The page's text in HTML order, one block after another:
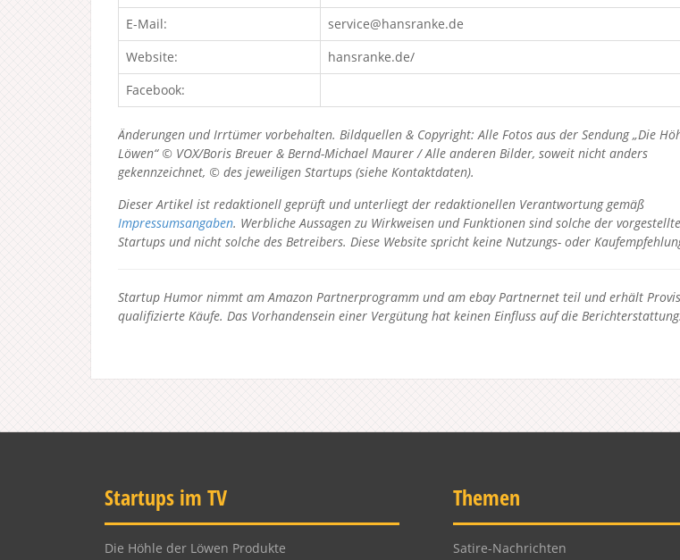
E-Mail:
service@hansranke.de
Website:
hansranke.de/
Facebook:
Änderungen und Irrtümer vorbehalten. Bildquellen & Copyright: Alle Fotos aus der Sendung „Die
Löwen“ © VOX/Boris Breuer & Bernd-Michael Maurer / Alle anderen Bilder, soweit nicht anders
gekennzeichnet, © des jeweiligen Startups (siehe Kontaktdaten).
Dieser Artikel ist redaktionell geprüft und unterliegt der redaktionellen Verantwortung gemäß
Impressumsangaben. Werbliche Aussagen zu Wirkweisen und Funktionen sind solche der
Startups und nicht solche des Betreibers. Diese Website spricht keine Nutzungs- oder
Startup Humor nimmt am Amazon Partnerprogramm und am ebay Partnernet teil und erhält
qualifizierte Käufe. Das Vorhandensein einer Vergütung hat keinen Einfluss auf die Berichterstattung.
Startups im TV
Die Höhle der Löwen Produkte
Themen
Satire-Nachrichten